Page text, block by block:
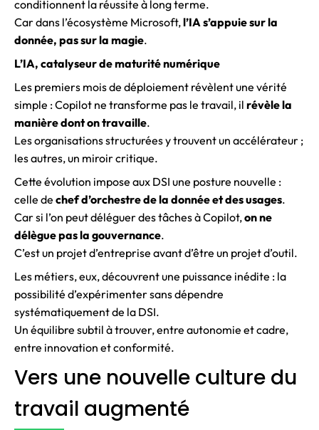
conditionnent la réussite à long terme.
Car dans l’écosystème Microsoft,l’IA s’appuie sur la
donnée, pas sur la magie.
L’IA, catalyseur de maturité numérique
Les premiers mois de déploiement révèlent une vérité
simple : Copilot ne transforme pas le travail, il révèle la
manière dont on travaille.
Les organisations structurées y trouvent un accélérateur ;
les autres, un miroir critique.
Cette évolution impose aux DSI une posture nouvelle :
celle de chef d’orchestre de la donnée et des usages.
Car si l’on peut déléguer des tâches à Copilot,on ne
délègue pas la gouvernance.
C’est un projet d’entreprise avant d’être un projet d’outil.
Les métiers, eux, découvrent une puissance inédite : la
possibilité d’expérimenter sans dépendre
systématiquement de la DSI.
Un équilibre subtil à trouver, entre autonomie et cadre,
entre innovation et conformité.
Vers une nouvelle culture du
travail augmenté